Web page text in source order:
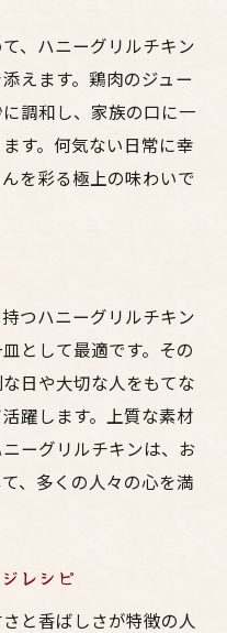
、ハニーグリルチキン
えます。鶏肉のジュー
調和し、家族の口に一
す。何気ない日常に幸
を彩る極上の味わいで
つハニーグリルチキン
として最適です。その
日や大切な人をもてな
躍します。上質な素材
ーグリルチキンは、お
、多くの人々の心を満
レシピ
と香ばしさが特徴の人